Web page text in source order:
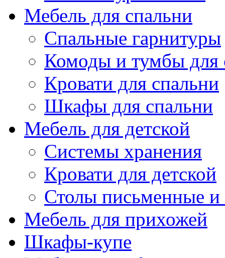
Мебель для спальни
Спальные гарнитуры
Комоды и тумбы для
Кровати для спальни
Шкафы для спальни
Мебель для детской
Системы хранения
Кровати для детской
Столы письменные
Мебель для прихожей
Шкафы-купе